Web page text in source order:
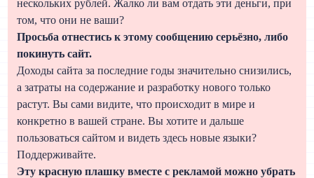
нескольких рублей. Жалко ли вам отдать эти деньги, при
том, что они не ваши?
Просьба отнестись к этому сообщению серьёзно, либо
покинуть сайт.
Доходы сайта за последние годы значительно снизились,
а затраты на содержание и разработку нового только
растут. Вы сами видите, что происходит в мире и
конкретно в вашей стране. Вы хотите и дальше
пользоваться сайтом и видеть здесь новые языки?
Поддерживайте.
Эту красную плашку вместе с рекламой можно убрать